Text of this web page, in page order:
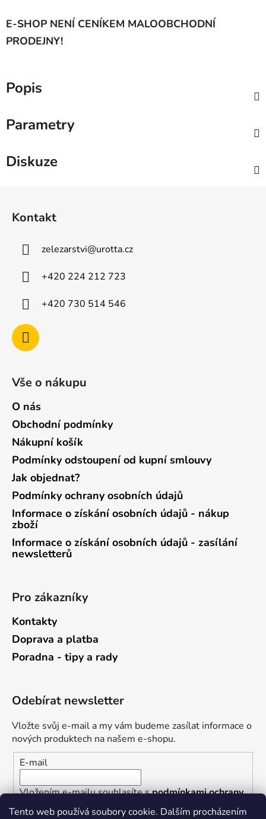
Tento web používá soubory cookie. Dalším procházením
E-SHOP NENÍ CENÍKEM MALOOBCHODNÍ
PRODEJNY!
Popis
Parametry
Diskuze
Kontakt
zelezarstvi@urotta.cz
+420 224 212 723
+420 730 514 546
Vše o nákupu
O nás
Obchodní podmínky
Nákupní košík
Podmínky odstoupení od kupní smlouvy
Jak objednat?
Podmínky ochrany osobních údajů
Informace o získání osobních údajů - nákup
zboží
Informace o získání osobních údajů - zasílání
newsletterů
Pro zákazníky
Kontakty
Doprava a platba
Poradna - tipy a rady
Odebírat newsletter
Vložte svůj e-mail a my vám budeme zasílat informace o
nových produktech na našem e-shopu.
E-mail
Vložením e-mailu souhlasíte spodmínkami ochrany
osobních údajů